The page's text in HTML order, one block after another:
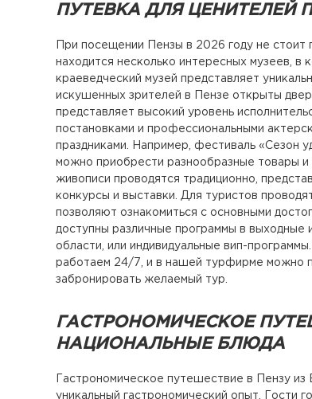
ПУТЕВКА ДЛЯ ЦЕНИТЕЛЕЙ
При посещении Пензы в 2026 году не стоит
находится несколько интересных музеев, в
краеведческий музей представляет
искушенных зрителей в Пензе открыты
представляет высокий уровень
постановками и профессиональными
праздниками. Например, фестиваль «Сезон
можно приобрести разнообразные товары
живописи проводятся традиционно,
конкурсы и выставки. Для туристов
позволяют ознакомиться с основными
доступны различные программы в
области, или индивидуальные вип-
работаем 24/7, и в нашей турфирме можно
забронировать желаемый тур.
ГАСТРОНОМИЧЕСКОЕ
НАЦИОНАЛЬНЫЕ БЛЮДА
Гастрономическое путешествие в Пензу
уникальный гастрономический опыт. Гости